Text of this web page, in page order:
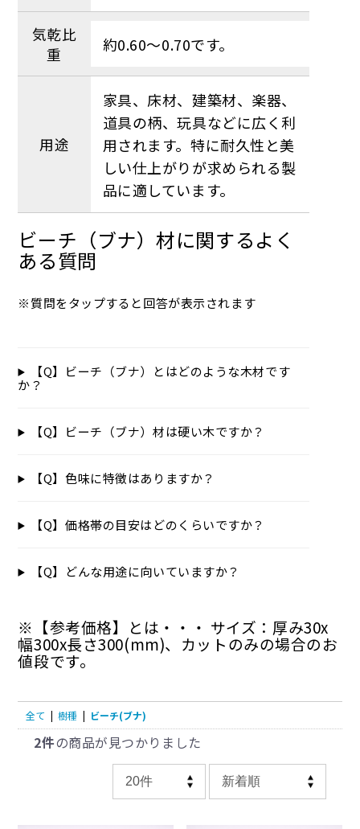
気乾比
重
約0.60〜0.70です。
用途
家具、床材、建築材、楽器、
道具の柄、玩具などに広く利
用されます。特に耐久性と美
しい仕上がりが求められる製
品に適しています。
ビーチ（ブナ）材に関するよく
ある質問
※質問をタップすると回答が表示されます
【Q】ビーチ（ブナ）とはどのような木材です
か？
【Q】ビーチ（ブナ）材は硬い木ですか？
【Q】色味に特徴はありますか？
【Q】価格帯の目安はどのくらいですか？
【Q】どんな用途に向いていますか？
※【参考価格】とは・・・ サイズ：厚み30x
幅300x長さ300(mm)、カットのみの場合のお
値段です。
全て | 樹種 | ビーチ(ブナ)
2件の商品が見つかりました